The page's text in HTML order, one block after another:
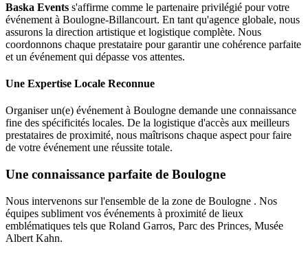
Baska Events s'affirme comme le partenaire privilégié pour votre
événement à Boulogne-Billancourt. En tant qu'agence globale, nous
assurons la direction artistique et logistique complète. Nous
coordonnons chaque prestataire pour garantir une cohérence parfaite
et un événement qui dépasse vos attentes.
Une Expertise Locale Reconnue
Organiser un(e) événement à Boulogne demande une connaissance
fine des spécificités locales. De la logistique d'accès aux meilleurs
prestataires de proximité, nous maîtrisons chaque aspect pour faire
de votre événement une réussite totale.
Une connaissance parfaite de Boulogne
Nous intervenons sur l'ensemble de la zone de Boulogne . Nos
équipes subliment vos événements à proximité de lieux
emblématiques tels que Roland Garros, Parc des Princes, Musée
Albert Kahn.